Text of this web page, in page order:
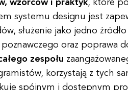
wzorców i praktyk, które
systemu designu jest
służenie jako jedno
oraz poprawa
zespołu
korzystają z tych
spójnym i dostępnym